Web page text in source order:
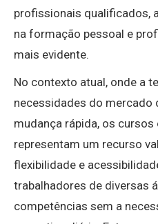
profissionais qualificados,
na formação pessoal e
mais evidente.
No contexto atual, onde a
necessidades do mercado
mudança rápida, os
representam um recurso
flexibilidade e
trabalhadores de diversas
competências sem a